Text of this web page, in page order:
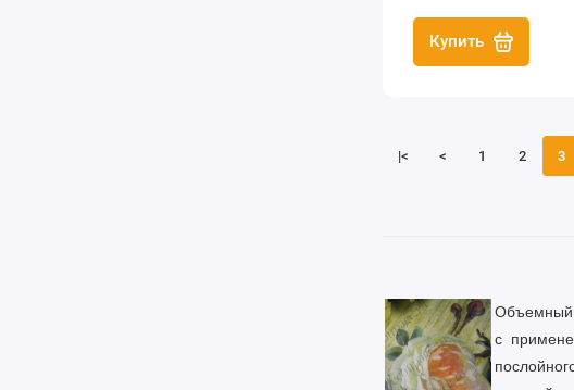
Купить
|< < 1 2 3
Объемный
с